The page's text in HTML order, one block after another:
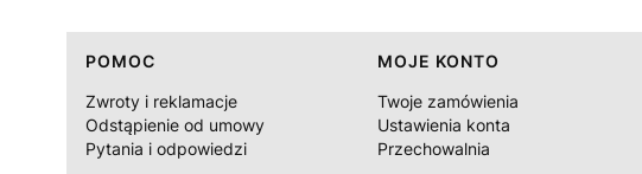
Linki w stopce
POMOC
Zwroty i reklamacje
Odstąpienie od umowy
Pytania i odpowiedzi
MOJE KONTO
Twoje zamówienia
Ustawienia konta
Przechowalnia